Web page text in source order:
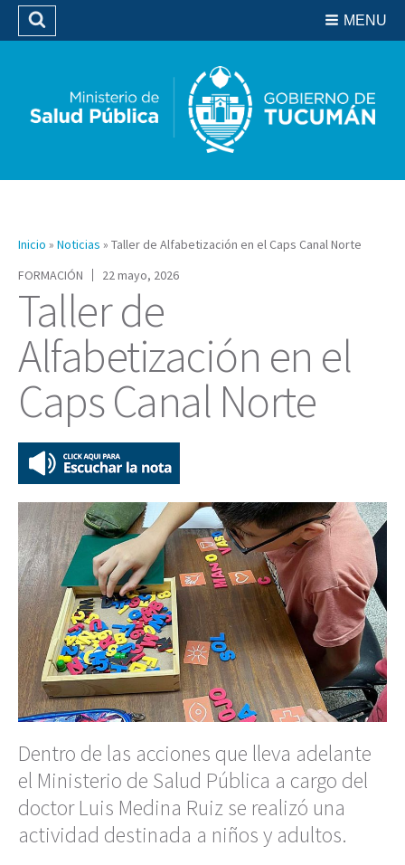
Biblioteca
MENU
Buscar
Inicio » Noticias » Taller de Alfabetización en el Caps Canal Norte
FORMACIÓN
22 mayo, 2026
Taller de
Alfabetización en el
Caps Canal Norte
Dentro de las acciones que lleva adelante
el Ministerio de Salud Pública a cargo del
doctor Luis Medina Ruiz se realizó una
actividad destinada a niños y adultos.